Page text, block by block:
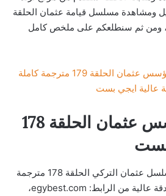
ومشاهدة مسلسل قيامة عثمان الحلقة
ومن ثم سنطلعكم على ملخص كامل
ماي سيما.. مسلسل المؤسس عثمان الحلقة 179 مترجمة كاملة
عالية ايجي بست
مسلسل المؤسس عثمان الحلقة 178
إن رابط تحميل ومتابعة مسلسل عثمان التركي الحلقة 178 مترجمة
للعربية كامله إيجي بست بدقة عالية من الرابط: egybest.com،